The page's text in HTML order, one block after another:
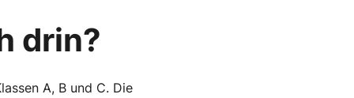
drin?
A, B und C. Die